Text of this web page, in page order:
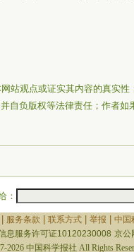
站观点或证实其内容的真实性
自负版权等法律责任；作者如
：
服务条款 联系方式| 举报
中国
息服务许可证10120230008 京公
2026 中国科学报社 All Rights